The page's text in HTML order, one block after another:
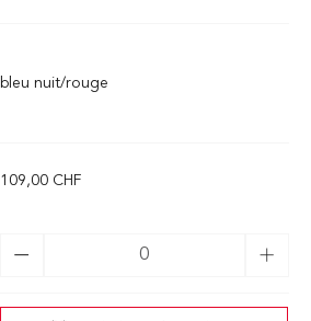
bleu nuit/rouge
109,00 CHF